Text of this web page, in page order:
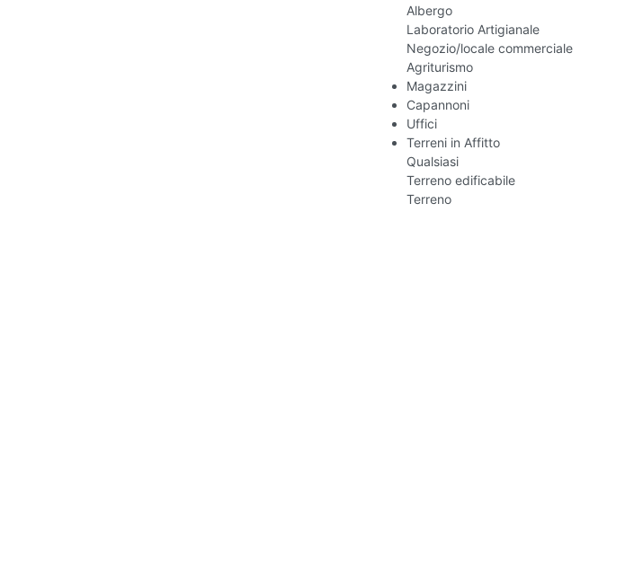
Albergo
Laboratorio Artigianale
Negozio/locale commerciale
Agriturismo
Magazzini
Capannoni
Uffici
Terreni in Affitto
Qualsiasi
Terreno edificabile
Terreno